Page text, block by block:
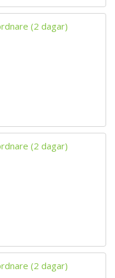
(2 dagar)
(2 dagar)
(2 dagar)